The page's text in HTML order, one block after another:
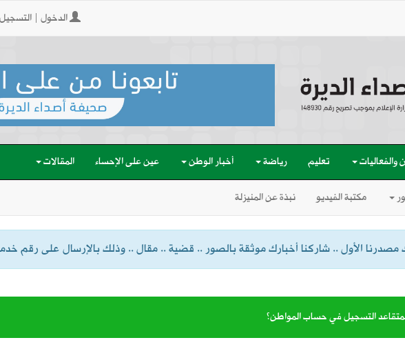
الدخول | التسجيل
والفعاليات تعليم رياضة أخبار الوطن عين على الإحساء المقالات
مكتبة الفيديو نبذة عن المنيزلة
مصدرنا الأول .. شاركنا أخبارك موثقة بالصور .. قضية .. مقال .. وذلك بالإرسال على رقم خدمة
التسجيل في حساب المواطن؟